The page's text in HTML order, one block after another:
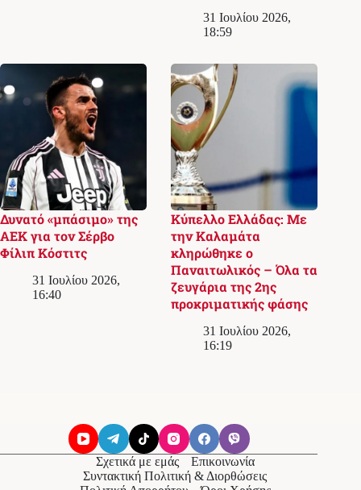
31 Ιουλίου 2026,
18:59
Δυνατό «μπάσιμο» της
ΑΕΚ για τον Σέρβο
Φίλιπ Κόστιτς
31 Ιουλίου 2026,
16:40
Κύπελλο Ελλάδας: Με
την Καλαμάτα
κληρώθηκε ο
Παναιτωλικός – Όλα τα
ζευγάρια της 2ης
προκριματικής φάσης
31 Ιουλίου 2026,
16:19
Σχετικά με εμάς
Επικοινωνία
Συντακτική Πολιτική & Διορθώσεις